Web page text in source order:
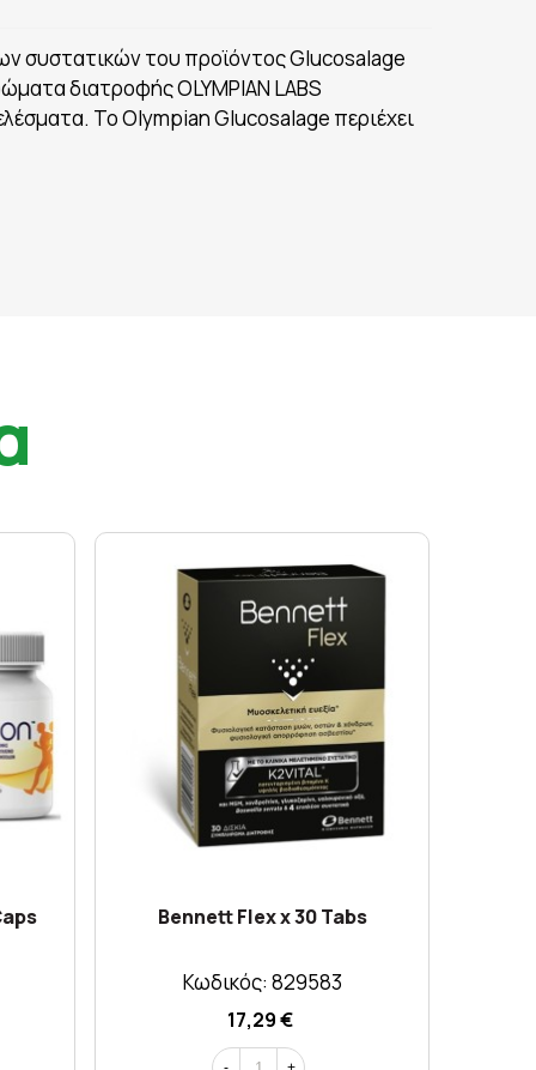
συστατικών του προϊόντος Glucosalage
διατροφής OLYMPIAN LABS
Το Olympian Glucosalage περιέχει
Bennett Flex x 30 Tabs
Κωδικός: 829583
17,29 €